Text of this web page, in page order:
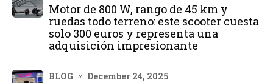
Motor de 800 W, rango de 45 km y
ruedas todo terreno: este scooter cuesta
solo 300 euros y representa una
adquisición impresionante
BLOG December 24, 2025